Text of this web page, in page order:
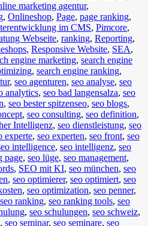
marketing agentur,
, Onlineshop, Page, page ranking,
im CMS, Pimcore,
Webseite, ranking, Reporting,
, Responsive Website, SEA,
engine marketing, search engine
, search engine ranking,
, seo agenturen, seo analyse, seo
analytics, seo bad langensalza, seo
, seo bester spitzenseo, seo blogs,
, seo consulting, seo definition,
Intelligenz, seo dienstleistung, seo
experte, seo experten, seo front, seo
intelligence, seo intelligenz, seo
page, seo lüge, seo management,
, SEO mit KI, seo münchen, seo
, seo optimierer, seo optimiert, seo
, seo optimization, seo penner,
seo ranking, seo ranking tools, seo
, seo schulungen, seo schweiz,
, seo seminar, seo seminare, seo